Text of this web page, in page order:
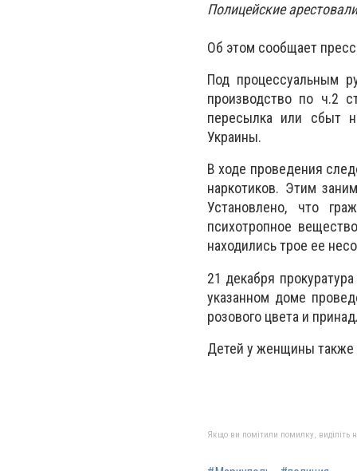
Полицейские
Об этом сообщает
Под процессуальным
производство по ч.2
пересылка или сбыт
Украины.
В ходе проведения
наркотиков. Этим
Установлено, что
психотропное
находились трое ее
21 декабря
указанном доме
розового цвета и
Детей у женщины также
Якщо ви помітили помилку, виділіть